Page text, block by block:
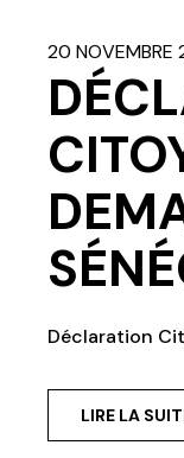
20 NOVEMBRE
Déclaration
LIRE LA